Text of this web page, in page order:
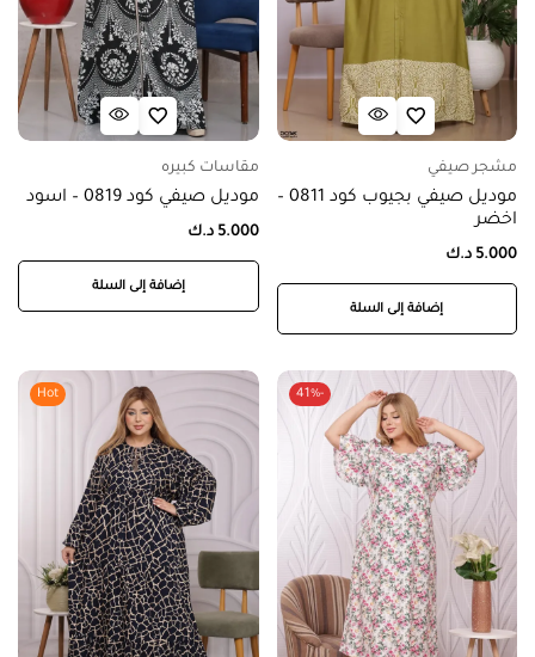
مشجر صيفي
موديل صيفي بجيوب كود 0811 –
اخضر
5.000 د.ك
إضافة إلى السلة
مقاسات كبيره
موديل صيفي كود 0819 – اسود
5.000 د.ك
إضافة إلى السلة
-41%
Hot